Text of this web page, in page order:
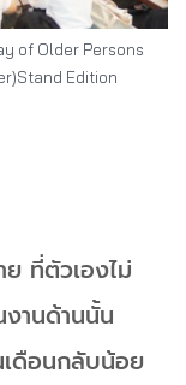
of Older Persons
Edition
ย ที่ตัวเองไม่
งานด้านนั้น
เดือนกลับน้อย